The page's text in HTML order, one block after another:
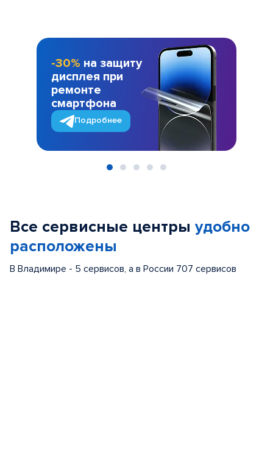
-30% на защиту
дисплея при
ремонте
смартфона
Подробнее
Все сервисные центры удобно
расположены
В Владимире - 5 сервисов, а в России 707 сервисов